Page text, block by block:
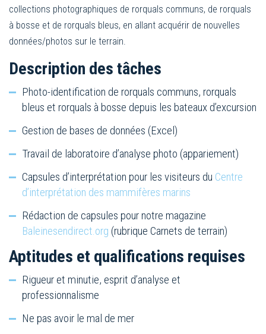
collections photographiques de rorquals communs, de rorquals
à bosse et de rorquals bleus, en allant acquérir de nouvelles
données/photos sur le terrain.
Description des tâches
Photo-identification de rorquals communs, rorquals
bleus et rorquals à bosse depuis les bateaux d’excursion
Gestion de bases de données (Excel)
Travail de laboratoire d’analyse photo (appariement)
Capsules d’interprétation pour les visiteurs du Centre
d’interprétation des mammifères marins
Rédaction de capsules pour notre magazine
Baleinesendirect.org (rubrique Carnets de terrain)
Aptitudes et qualifications requises
Rigueur et minutie, esprit d’analyse et
professionnalisme
Ne pas avoir le mal de mer